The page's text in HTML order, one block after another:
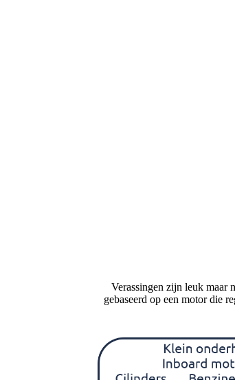
Verassingen zijn leuk maar
gebaseerd op een motor die